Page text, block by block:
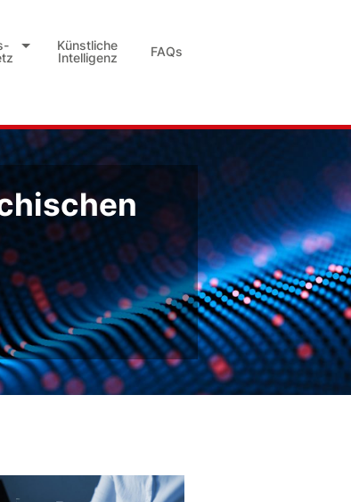
Künstliche
Intelligenz
FAQs